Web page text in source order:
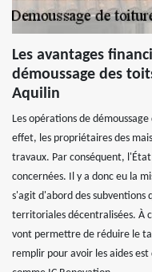
Les avantages
démoussage des
Aquilin
Les opérations de
effet, les propriétaires des
travaux. Par conséquent, l'État
concernées. Il y a donc eu la
s'agit d'abord des subventions
territoriales décentralisées. À
vont permettre de réduire le
remplir pour avoir les aides